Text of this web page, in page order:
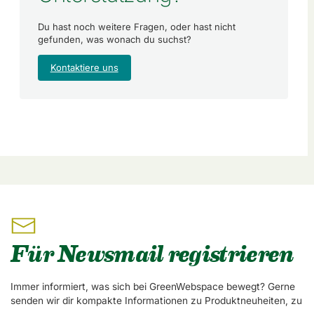
Du hast noch weitere Fragen, oder hast nicht
gefunden, was wonach du suchst?
Kontaktiere uns
Für Newsmail registrieren
Immer informiert, was sich bei GreenWebspace bewegt? Gerne
senden wir dir kompakte Informationen zu Produktneuheiten, zu